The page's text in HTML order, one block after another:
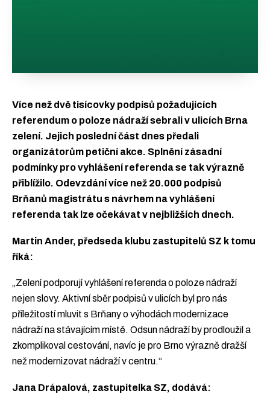
Více než dvě tisícovky podpisů požadujících
referendum o poloze nádraží sebrali v ulicích Brna
zelení. Jejich poslední část dnes předali
organizátorům petiční akce. Splnění zásadní
podmínky pro vyhlášení referenda se tak výrazně
přiblížilo. Odevzdání více než 20.000 podpisů
Brňanů magistrátu s návrhem na vyhlášení
referenda tak lze očekávat v nejbližších dnech.
Martin Ander, předseda klubu zastupitelů SZ k tomu
říká:
„Zelení podporují vyhlášení referenda o poloze nádraží
nejen slovy. Aktivní sběr podpisů v ulicích byl pro nás
příležitostí mluvit s Brňany o výhodách modernizace
nádraží na stávajícím místě. Odsun nádraží by prodloužil a
zkomplikoval cestování, navíc je pro Brno výrazně dražší
než modernizovat nádraží v centru.“
Jana Drápalová, zastupitelka SZ, dodává: